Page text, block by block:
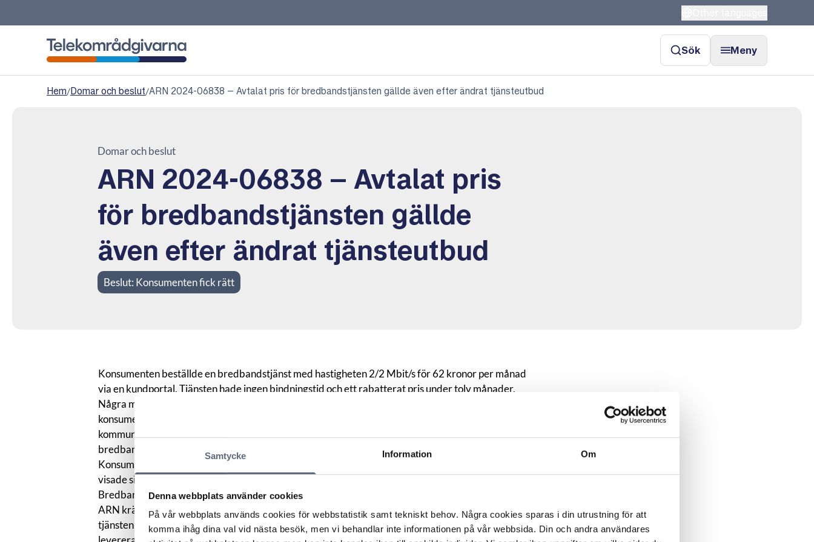
Samtycke Information Om
Denna webbplats använder cookies
På vår webbplats används cookies för webbstatistik samt tekniskt behov. Några cookies sparas i din utrustning för att
komma ihåg dina val vid nästa besök, men vi behandlar inte informationen på vår webbsida. Din och andra användares
Sök Meny
Hem/Domar och beslut/ARN 2024-06838 – Avtalat pris för bredbandstjänsten gällde även efter ändrat tjänsteutbud
Domar och beslut
ARN 2024-06838 – Avtalat pris
för bredbandstjänsten gällde
även efter ändrat tjänsteutbud
Beslut: Konsumenten fick rätt
Konsumenten beställde en bredbandstjänst med hastigheten 2/2 Mbit/s för 62 kronor per månad
via en kundportal. Tjänsten hade ingen bindningstid och ett rabatterat pris under tolv månader.
Några månader efter beställningen byttes kommunikationsoperatören i stadsnätet som
konsumentens fastighet tillhörde ut. Inför bytet fick konsumenten information från
kommunikationsoperatören om att han behåller nuvarande avtal och bredbandshastighet om
bredbandsleverantören inte informerar honom om något annat.
Konsumentens tjänst slutade fungera och han felanmälde tjänsten till bredbandsoperatören. Det
visade sig att tjänsten slutat fungera på grund av bytet av kommunikationsoperatör.
Bredbandsoperatören hade inte informerat konsumenten om att hans tjänst skulle påverkas. I
ARN krävde konsumenten i första hand att bredbandsoperatören skulle leverera den beställda
tjänsten till avtalat pris. I andra hand krävde han att en tjänst med högre hastighet skulle